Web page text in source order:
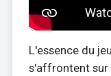
L'essence du
s'affrontent sur